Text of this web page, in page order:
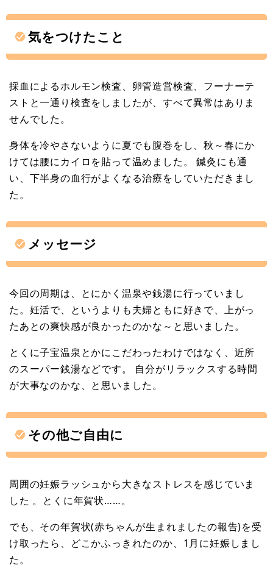
気をつけたこと
採血によるホルモン検査、卵管造営検査、フーナーテ
ストと一通り検査をしましたが、すべて異常はありま
せんでした。
身体を冷やさないように夏でも腹巻をし、秋～春にか
けては腰にカイロを貼って温めました。 鍼灸にも通
い、下半身の血行がよくなる治療をしていただきまし
た。
メッセージ
今回の周期は、とにかく温泉や銭湯に行っていまし
た。妊活で、というよりも夫婦ともに好きで、上がっ
たあとの爽快感が良かったのかな～と思いました。
とくに子宝温泉とかにこだわったわけではなく、近所
のスーパー銭湯などです。 自分がリラックスする時間
が大事なのかな、と思いました。
その他ご自由に
周囲の妊娠ラッシュから大きなストレスを感じていま
した 。とくに年賀状……。
でも、その年賀状(赤ちゃんが生まれましたの報告)を受
け取ったら、どこかふっきれたのか、1月に妊娠しまし
た。